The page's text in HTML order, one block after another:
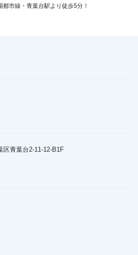
都市線・青葉台駅より徒歩5分！
区青葉台2-11-12-B1F